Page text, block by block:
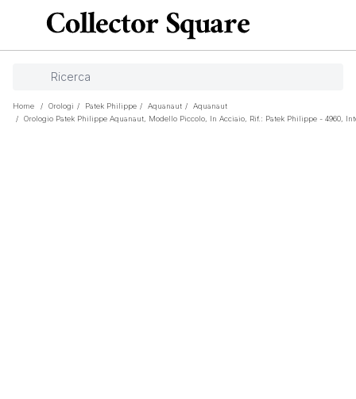
Home / Orologi / Patek Philippe / Aquanaut /
Aquanaut
/
Orologio Patek Philippe Aquanaut, Modello Piccolo, In Acciaio, Rif.: Patek Philippe - 4960,